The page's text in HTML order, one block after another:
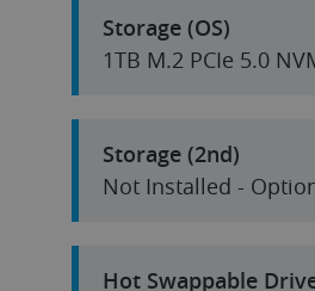
Storage (OS)
1TB M.2 PCIe 5.0
Storage (2nd)
Not Installed -
Hot Swappable Drive